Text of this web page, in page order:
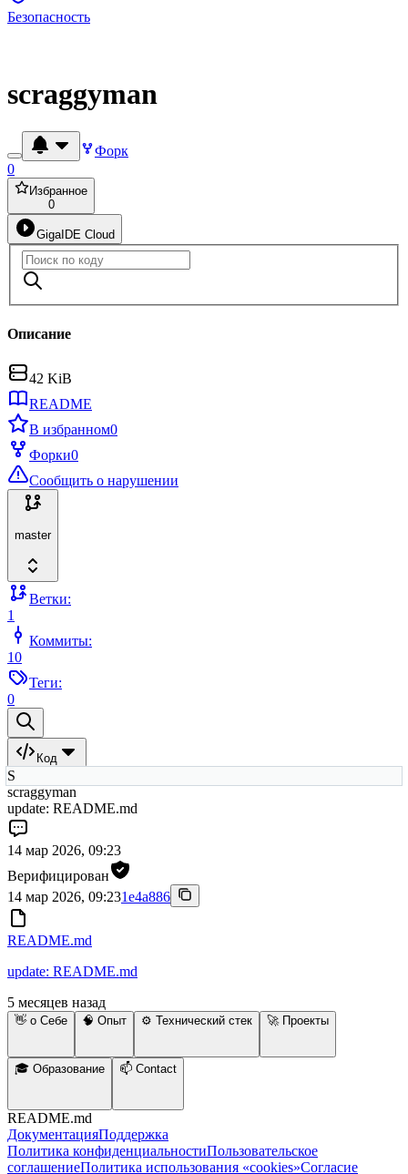
Безопасность
scraggyman
Форк
0
Избранное
0
GigaIDE Cloud
Описание
42 KiB
README
В избранном0
Форки0
Сообщить о нарушении
master
Ветки:
1
Коммиты:
10
Теги:
0
Код
S
scraggyman
update: README.md
14 мар 2026, 09:23
Верифицирован
14 мар 2026, 09:231e4a886
README.md
update: README.md
5 месяцев назад
👋 о Себе 🧠 Опыт ⚙️ Технический стек 🚀 Проекты
🎓 Образование 📫 Contact
README.md
ДокументацияПоддержка
Политика конфиденциальностиПользовательское
соглашениеПолитика использования «cookies»Согласие